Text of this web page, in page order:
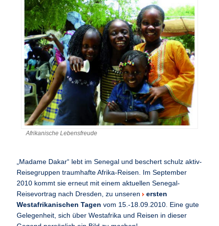
Afrikanische Lebensfreude
„Madame Dakar“ lebt im Senegal und beschert schulz aktiv-
Reisegruppen traumhafte Afrika-Reisen. Im September
2010 kommt sie erneut mit einem aktuellen Senegal-
Reisevortrag nach Dresden, zu unseren ersten
Westafrikanischen Tagen vom 15.-18.09.2010. Eine gute
Gelegenheit, sich über Westafrika und Reisen in dieser